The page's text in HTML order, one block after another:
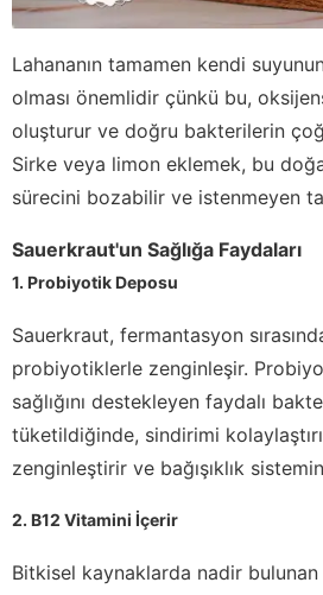
Lahananın tamamen kendi
olması önemlidir çünkü bu,
oluşturur ve doğru bakterilerin
Sirke veya limon eklemek, bu
sürecini bozabilir ve istenmeyen
Sauerkraut'un Sağlığa Faydaları
1. Probiyotik Deposu
Sauerkraut, fermantasyon
probiyotiklerle zenginleşir.
sağlığını destekleyen faydalı
tüketildiğinde, sindirimi
zenginleştirir ve bağışıklık
2. B12 Vitamini İçerir
Bitkisel kaynaklarda nadir bulunan